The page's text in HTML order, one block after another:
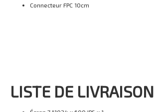
Connecteur FPC 10cm
LISTE DE LIVRAISON